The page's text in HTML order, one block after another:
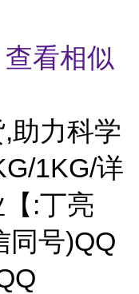
查看相似
助力科学
1KG/详
:丁亮
同号)QQ